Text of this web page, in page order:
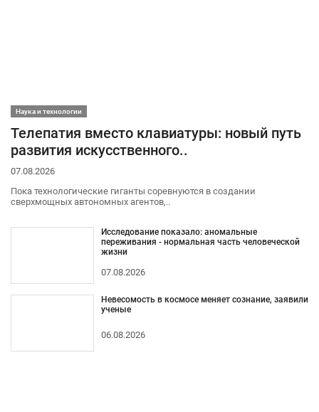
Наука и технологии
Телепатия вместо клавиатуры: новый путь
развития искусственного..
07.08.2026
Пока технологические гиганты соревнуются в создании
сверхмощных автономных агентов,..
Исследование показало: аномальные
переживания - нормальная часть человеческой
жизни
07.08.2026
Невесомость в космосе меняет сознание, заявили
ученые
06.08.2026